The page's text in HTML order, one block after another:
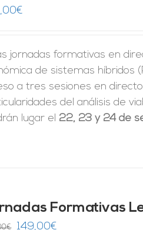
€
jornadas formativas en
de sistemas híbridos
a tres sesiones en
del análisis de
lugar el 22, 23 y 24 de
Formativas
€
El
149,00€